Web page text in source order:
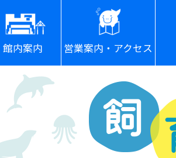
館内案内 営業案内・アクセス